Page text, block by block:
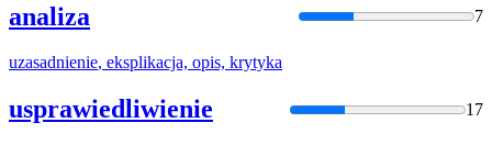
analiza 7
uzasadnienie, eksplikacja, opis, krytyka
usprawiedliwienie 17